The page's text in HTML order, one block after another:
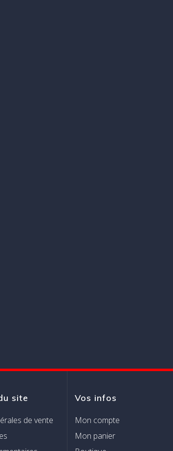
site
de vente
Vos infos
Mon compte
Mon panier